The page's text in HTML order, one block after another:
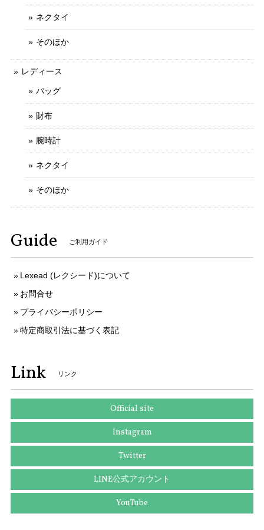
ご丁寧なお取引をしていただきましてありがと
うございます。 とても信頼できるお客様で、安
心してお取引ができました。 お力になれること
もなにとぞよろしくお願いいたします。
写真と説明文通りの綺麗なお品でした 予備コマでのバンドサ
イズ調整にも応じていただき、ありがとうございます
存じます。 お客様のお言葉がとても励みになり
ます。 ご丁寧なお取引をしていただきましてあ
りがとうございます。 今後ともなにとぞよろし
くお願いいたします。
送料無料 ディオール ネクタイ ワイドタイ シルク 黄色 イエロー グレー 紫色 ビジネス カジュアル ブランド 鍵 植物 フランス製 綺麗 N516
2025/09/03
ネクタイ
そのほか
レディース
バッグ
財布
腕時計
ネクタイ
そのほか
Guide ご利用ガイド
Lexead (レクシード)について
お問合せ
プライバシーポリシー
特定商取引法に基づく表記
Link リンク
Official site
Instagram
Twitter
LINE公式アカウント
YouTube